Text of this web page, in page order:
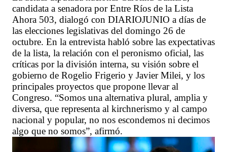
candidata a senadora por Entre Ríos de la Lista
Ahora 503, dialogó con DIARIOJUNIO a días de
las elecciones legislativas del domingo 26 de
octubre. En la entrevista habló sobre las expectativas
de la lista, la relación con el peronismo oficial, las
críticas por la división interna, su visión sobre el
gobierno de Rogelio Frigerio y Javier Milei, y los
principales proyectos que propone llevar al
Congreso. “Somos una alternativa plural, amplia y
diversa, que representa al kirchnerismo y al campo
nacional y popular, no nos escondemos ni decimos
algo que no somos”, afirmó.